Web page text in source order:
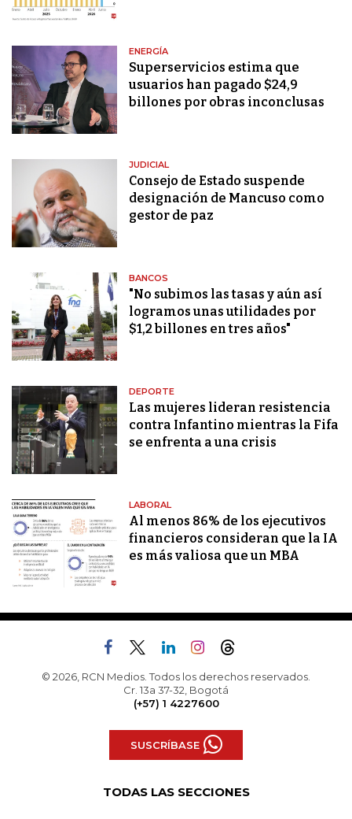
ENERGÍA
Superservicios estima que
usuarios han pagado $24,9
billones por obras inconclusas
JUDICIAL
Consejo de Estado suspende
designación de Mancuso como
gestor de paz
BANCOS
"No subimos las tasas y aún así
logramos unas utilidades por
$1,2 billones en tres años"
DEPORTE
Las mujeres lideran resistencia
contra Infantino mientras la Fifa
se enfrenta a una crisis
LABORAL
Al menos 86% de los ejecutivos
financieros consideran que la IA
es más valiosa que un MBA
© 2026, RCN Medios. Todos los derechos reservados.
Cr. 13a 37-32, Bogotá
(+57) 1 4227600
SUSCRÍBASE
TODAS LAS SECCIONES